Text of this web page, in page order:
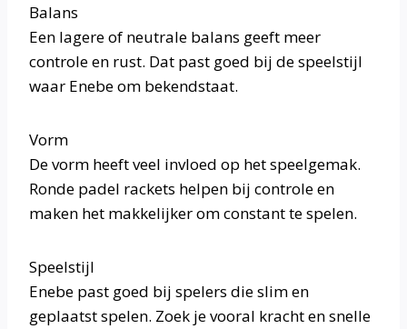
Balans
Een lagere of neutrale balans geeft meer
controle en rust. Dat past goed bij de speelstijl
waar Enebe om bekendstaat.
Vorm
De vorm heeft veel invloed op het speelgemak.
Ronde padel rackets helpen bij controle en
maken het makkelijker om constant te spelen.
Speelstijl
Enebe past goed bij spelers die slim en
geplaatst spelen. Zoek je vooral kracht en snelle